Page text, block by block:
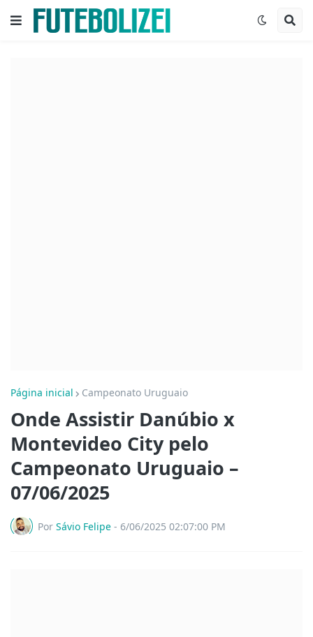
Página inicial Campeonato Uruguaio
Onde Assistir Danúbio x
Montevideo City pelo
Campeonato Uruguaio –
07/06/2025
Por Sávio Felipe - 6/06/2025 02:07:00 PM